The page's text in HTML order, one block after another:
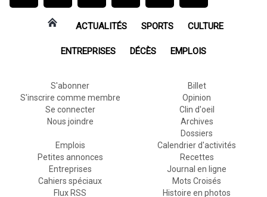
ACTUALITÉS SPORTS CULTURE
ENTREPRISES DÉCÈS EMPLOIS
S'abonner
S'inscrire comme membre
Se connecter
Nous joindre
Billet
Opinion
Clin d'oeil
Archives
Dossiers
Emplois
Petites annonces
Entreprises
Cahiers spéciaux
Flux RSS
Calendrier d'activités
Recettes
Journal en ligne
Mots Croisés
Histoire en photos